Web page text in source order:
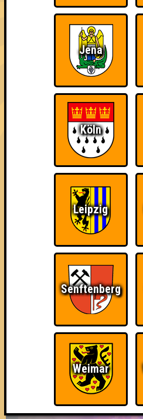
Eindeutiger Sieg
Wiederzehn
Wir sind immer bei
Euch!
Nerven aus
Knapp daneben! So kurz
Jena
Köln
Leipzig
Senftenberg
Weimar